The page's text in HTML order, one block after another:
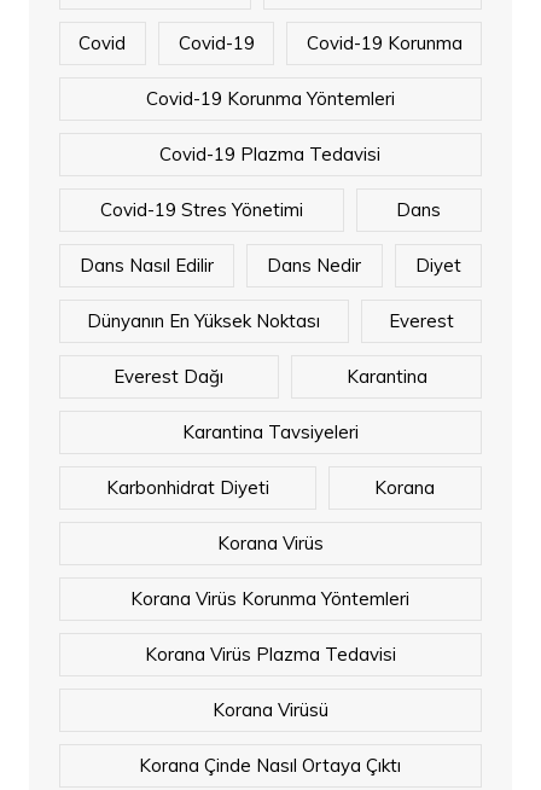
Covid Covid-19 Covid-19 Korunma
Covid-19 Korunma Yöntemleri
Covid-19 Plazma Tedavisi
Covid-19 Stres Yönetimi Dans
Dans Nasıl Edilir Dans Nedir Diyet
Dünyanın En Yüksek Noktası Everest
Everest Dağı Karantina
Karantina Tavsiyeleri
Karbonhidrat Diyeti Korana
Korana Virüs
Korana Virüs Korunma Yöntemleri
Korana Virüs Plazma Tedavisi
Korana Virüsü
Korana Çinde Nasıl Ortaya Çıktı